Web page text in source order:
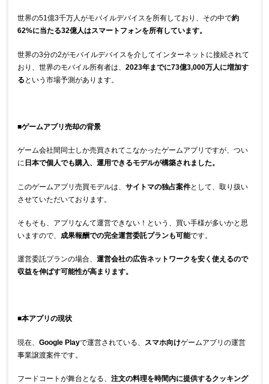
世界の51億3千万人がモバイルデバイスを所有しており、その中で約
62%に当たる32億人はスマートフォンを所有しています。
世界の3分の2がモバイルデバイスを介してインターネットに接続されて
おり、世界のモバイル所有者は、 2023年までに73億3,000万人に増加す
る という市場予測があります。
■ゲームアプリ売却の背景
ゲーム会社間同士しか売買されてこなかったゲームアプリですが、つい
に 日本で個人でも購入、運用できるモデルが構築されました。
このゲームアプリ売買モデルは、 サイトマの独占案件として、取り扱い
させていただいております。
そもそも、アプリなんて運営できない！という、買い手様が多いかと思
いますので、 成果報酬での完全運営委託プランも可能です。
運営委託プランの場合、 運営会社の広告ネットワークを安く使えるので
収益を伸ばす可能性が高まります。
■本アプリの現状
現在、 Google Playで運営されている、 スマホ向けゲームアプリの運営
事業譲渡案件です。
フードコートが舞台となる、 注文の料理を時間内に提供するクッキング